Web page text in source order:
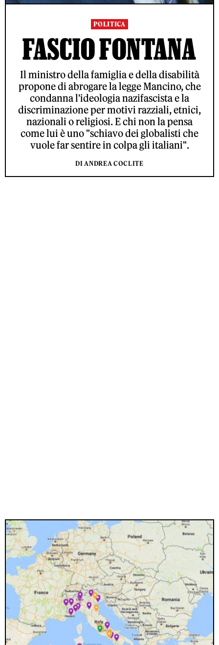
POLITICA
FASCIO FONTANA
Il ministro della famiglia e della disabilità
propone di abrogare la legge Mancino, che
condanna l'ideologia nazifascista e la
discriminazione per motivi razziali, etnici,
nazionali o religiosi. E chi non la pensa
come lui è uno "schiavo dei globalisti che
vuole far sentire in colpa gli italiani".
DI ANDREA COCLITE